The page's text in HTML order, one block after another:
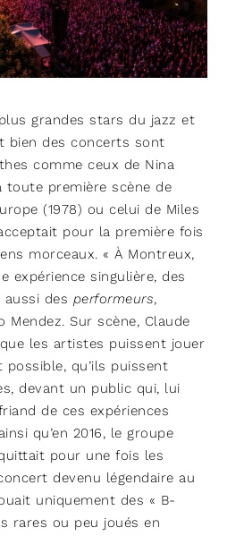
grandes stars du jazz et
bien des concerts sont
comme ceux de Nina
toute première scène de
(1978) ou celui de Miles
pour la première fois
morceaux. « À Montreux,
expérience singulière, des
des performeurs,
Mendez. Sur scène, Claude
les artistes puissent jouer
qu’ils puissent
devant un public qui, lui
de ces expériences
qu’en 2016, le groupe
pour une fois les
devenu légendaire au
uniquement des « B-
rares ou peu joués en